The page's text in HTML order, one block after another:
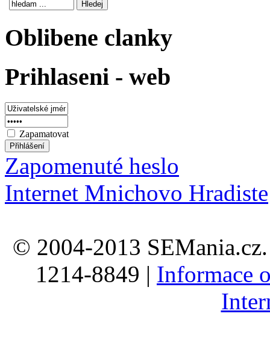
Oblibene clanky
Prihlaseni - web
Zapamatovat
Zapomenuté heslo
Internet Mnichovo Hradiste
© 2004-2013
1214-8849 | Informace